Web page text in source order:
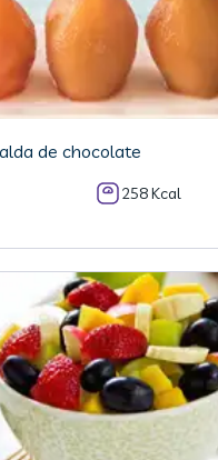
de chocolate
258 Kcal